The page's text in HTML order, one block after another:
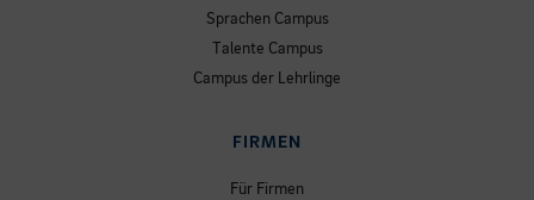
Sprachen Campus
Talente Campus
Campus der Lehrlinge
FIRMEN
Für Firmen